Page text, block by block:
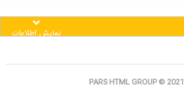
نمایش اطلاعات
PARS HTML GROUP © 2021